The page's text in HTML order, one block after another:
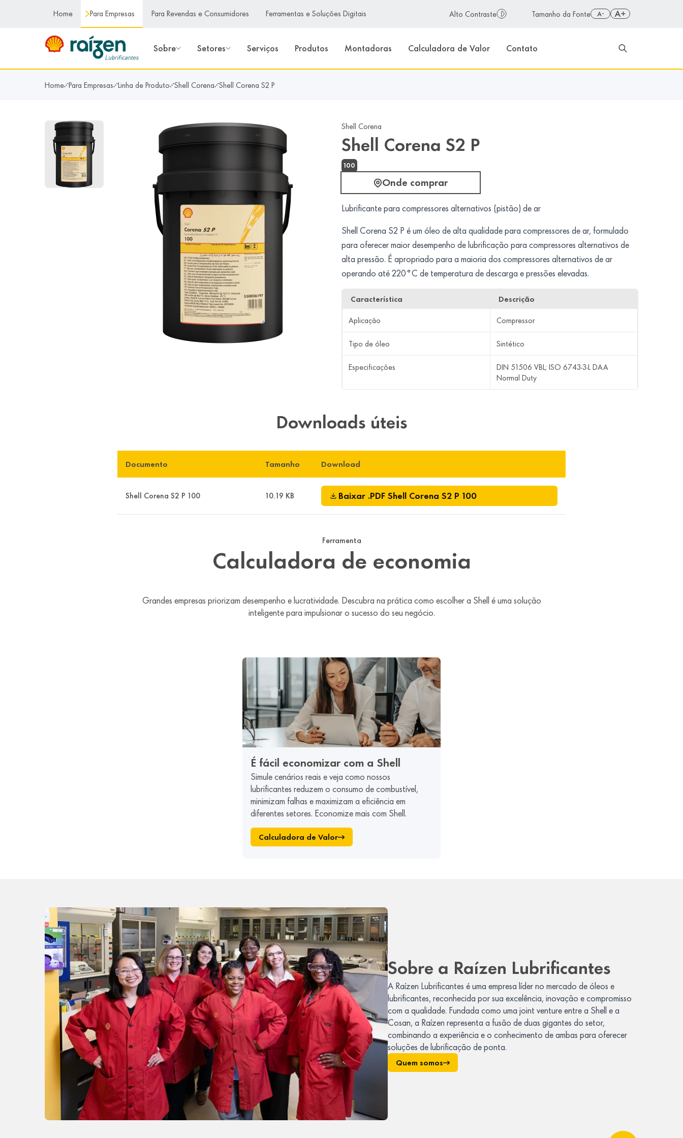
Home
Para Empresas Para Revendas e Consumidores Ferramentas e Soluções Digitais Alto Contraste Tamanho da Fonte
Sobre Setores Serviços Produtos Montadoras Calculadora de Valor Contato
Home Para Empresas Linha de Produto Shell Corena Shell Corena S2 P
Shell Corena
Shell Corena S2 P
100
Onde comprar
Lubrificante para compressores alternativos (pistão) de ar
Shell Corena S2 P é um óleo de alta qualidade para compressores de ar, formulado
para oferecer maior desempenho de lubrificação para compressores alternativos de
alta pressão. É apropriado para a maioria dos compressores alternativos de ar
operando até 220°C de temperatura de descarga e pressões elevadas.
Característica Descrição
Aplicação Compressor
Tipo de óleo Sintético
Especificações
DIN 51506 VBL; ISO 6743-3-L DAA
Normal Duty
Downloads úteis
Documento Tamanho Download
Shell Corena S2 P 100 10.19 KB Baixar .PDF Shell Corena S2 P 100
Ferramenta
Calculadora de economia
Grandes empresas priorizam desempenho e lucratividade. Descubra na prática como escolher a Shell é uma solução
inteligente para impulsionar o sucesso do seu negócio.
É fácil economizar com a Shell
Simule cenários reais e veja como nossos
lubrificantes reduzem o consumo de combustível,
minimizam falhas e maximizam a eficiência em
diferentes setores. Economize mais com Shell.
Calculadora de Valor
Sobre a Raízen Lubrificantes
A Raízen Lubrificantes é uma empresa líder no mercado de óleos e
lubrificantes, reconhecida por sua excelência, inovação e compromisso
com a qualidade. Fundada como uma joint venture entre a Shell e a
Cosan, a Raízen representa a fusão de duas gigantes do setor,
combinando a experiência e o conhecimento de ambas para oferecer
soluções de lubrificação de ponta.
Quem somos